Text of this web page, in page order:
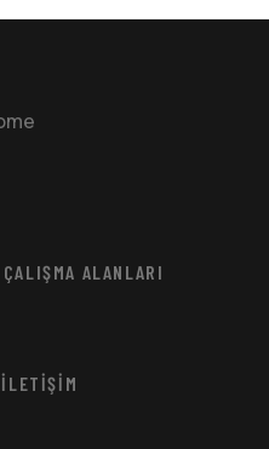
ÇALIŞMA ALANLARI
İLETIŞIM